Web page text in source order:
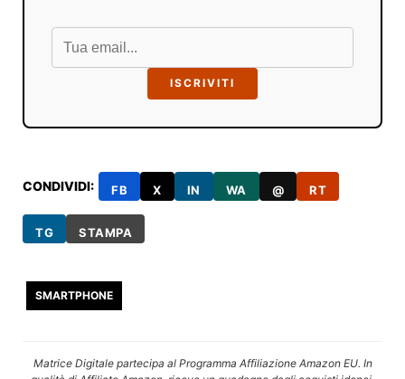
ISCRIVITI
CONDIVIDI: FB X IN WA @ RT
TG STAMPA
SMARTPHONE
Matrice Digitale partecipa al Programma Affiliazione Amazon EU. In